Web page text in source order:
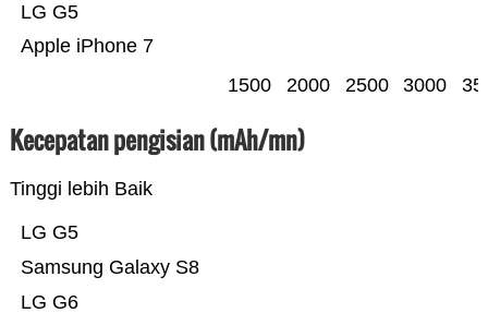
Apple iPhone 7
LG G5
1500 2000 2500 3000
Kecepatan pengisian (mAh/mn)
Tinggi lebih Baik
LG G6
Samsung Galaxy S8
LG G5